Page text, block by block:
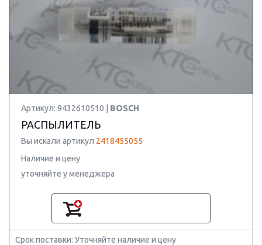
Артикул: 9432610510 | BOSCH
РАСПЫЛИТЕЛЬ
Вы искали артикул 2418455055
Наличие и цену
уточняйте у менеджера
Срок поставки: Уточняйте наличие и цену